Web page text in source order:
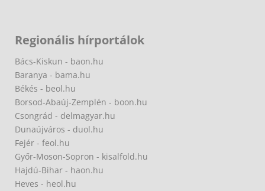
Regionális hírportálok
Bács-Kiskun - baon.hu
Baranya - bama.hu
Békés - beol.hu
Borsod-Abaúj-Zemplén - boon.hu
Csongrád - delmagyar.hu
Dunaújváros - duol.hu
Fejér - feol.hu
Győr-Moson-Sopron - kisalfold.hu
Hajdú-Bihar - haon.hu
Heves - heol.hu